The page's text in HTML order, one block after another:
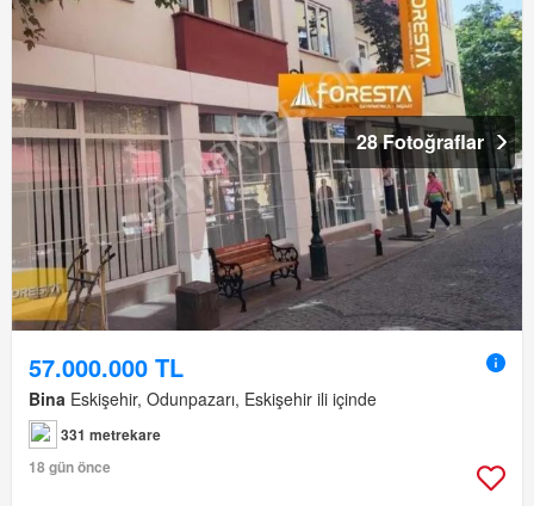
28 Fotoğraflar
57.000.000 TL
Bina Eskişehir, Odunpazarı, Eskişehir ili içinde
331 metrekare
18 gün önce